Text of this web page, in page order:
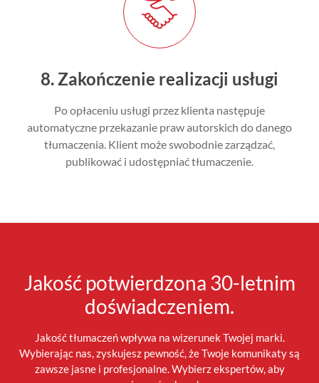
8. Zakończenie realizacji usługi
Po opłaceniu usługi przez klienta następuje
automatyczne przekazanie praw autorskich do danego
tłumaczenia. Klient może swobodnie zarządzać,
publikować i udostępniać tłumaczenie.
Jakość potwierdzona 30-letnim
doświadczeniem.
Jakość tłumaczeń wpływa na wizerunek Twojej marki.
Wybierając nas, zyskujesz pewność, że Twoje komunikaty są
zawsze jasne i profesjonalne. Wybierz ekspertów, aby